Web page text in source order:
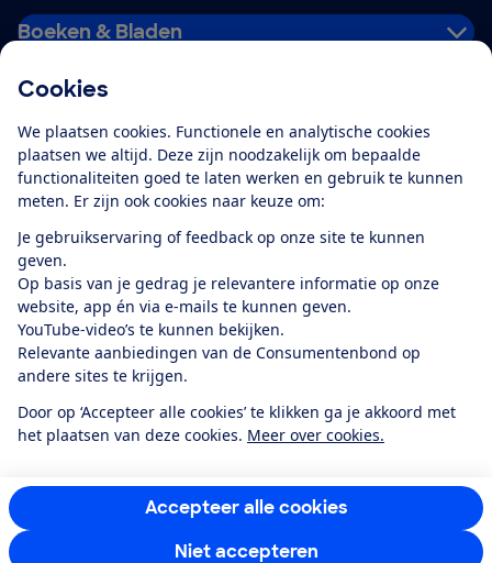
Cookies
We plaatsen cookies. Functionele en analytische cookies
plaatsen we altijd. Deze zijn noodzakelijk om bepaalde
functionaliteiten goed te laten werken en gebruik te kunnen
meten. Er zijn ook cookies naar keuze om:
Je gebruikservaring of feedback op onze site te kunnen
geven.
Op basis van je gedrag je relevantere informatie op onze
website, app én via e-mails te kunnen geven.
YouTube-video’s te kunnen bekijken.
Relevante aanbiedingen van de Consumentenbond op
andere sites te krijgen.
Door op ‘Accepteer alle cookies’ te klikken ga je akkoord met
het plaatsen van deze cookies. Meer over cookies.
Accepteer alle cookies
Niet accepteren
Boeken & Bladen
Alles over de
app
Algemene Voorwaarden
Privacyverklaring
Cookiebeleid
Privacyvoorkeuren
Toegankelijkheid
RSS-feed nieuws
Facebook
TwitterInstagram
YoutubeLinkedIn
12.901consumentenbeoordelen de Consumentenbondmet gemiddeld